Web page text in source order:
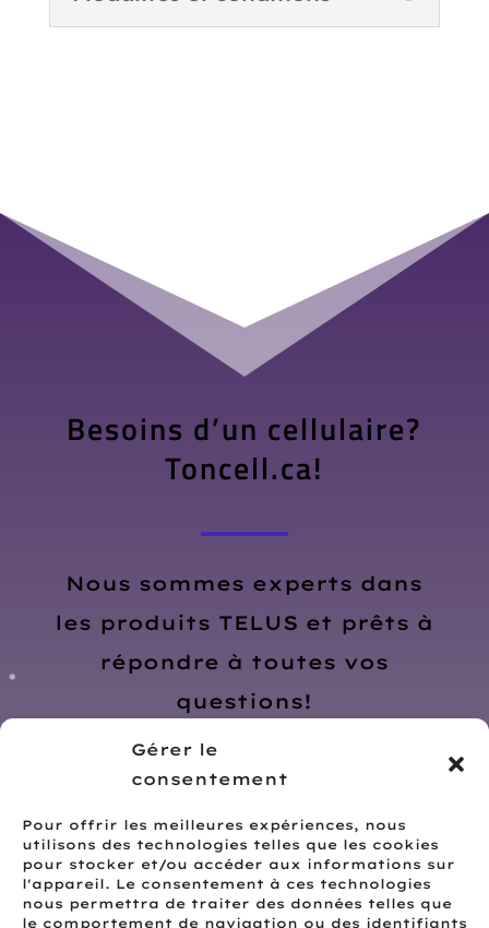
Gérer le
consentement
Pour offrir les meilleures expériences, nous
utilisons des technologies telles que les cookies
pour stocker et/ou accéder aux informations sur
l'appareil. Le consentement à ces technologies
nous permettra de traiter des données telles que
le comportement de navigation ou des identifiants
Besoins d’un cellulaire?
Toncell.ca!
Nous sommes experts dans
les produits TELUS et prêts à
répondre à toutes vos
questions!